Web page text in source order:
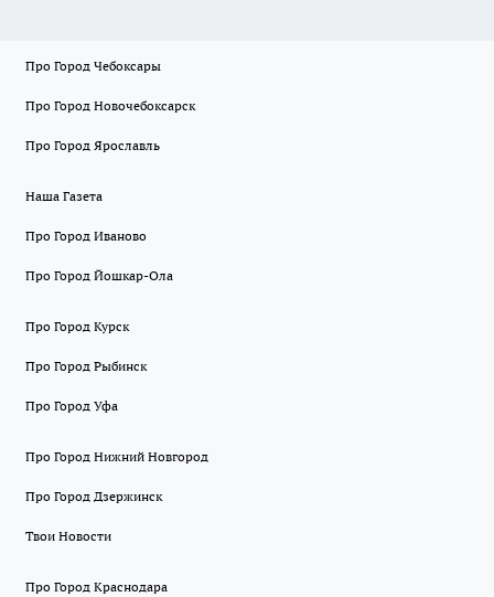
Про Город Чебоксары
Про Город Новочебоксарск
Про Город Ярославль
Наша Газета
Про Город Иваново
Про Город Йошкар-Ола
Про Город Курск
Про Город Рыбинск
Про Город Уфа
Про Город Нижний Новгород
Про Город Дзержинск
Твои Новости
Про Город Краснодара